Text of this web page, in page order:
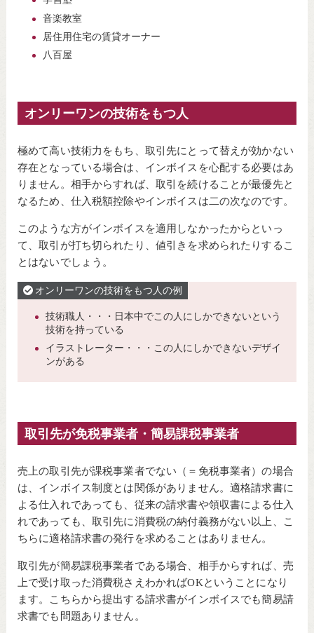
音楽教室
居住用住宅の賃貸オーナー
八百屋
オンリーワンの技術をもつ人
極めて高い技術力をもち、取引先にとって替えが効かない
存在となっている場合は、インボイスを心配する必要はあ
りません。相手からすれば、取引を続けることが最優先と
なるため、仕入税額控除やインボイスは二の次なのです。
このような方がインボイスを適用しなかったからといっ
て、取引が打ち切られたり、値引きを求められたりするこ
とはないでしょう。
オンリーワンの技術をもつ人の例
技術職人・・・日本中でこの人にしかできないという
技術を持っている
イラストレーター・・・この人にしかできないデザイ
ンがある
取引先が免税事業者・簡易課税事業者
売上の取引先が課税事業者でない（＝免税事業者）の場合
は、インボイス制度とは関係がありません。適格請求書に
よる仕入れであっても、従来の請求書や領収書による仕入
れであっても、取引先に消費税の納付義務がない以上、こ
ちらに適格請求書の発行を求めることはありません。
取引先が簡易課税事業者である場合、相手からすれば、売
上で受け取った消費税さえわかればOKということになり
ます。こちらから提出する請求書がインボイスでも簡易請
求書でも問題ありません。